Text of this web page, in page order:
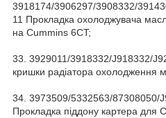
3918174/3906297/3908332/
11 Прокладка охолоджувача
на Cummins 6CT;
33. 3929011/3918332/J918332/
кришки радіатора охолодження
34. 3973509/5332563/87308050/
Прокладка піддону картера для